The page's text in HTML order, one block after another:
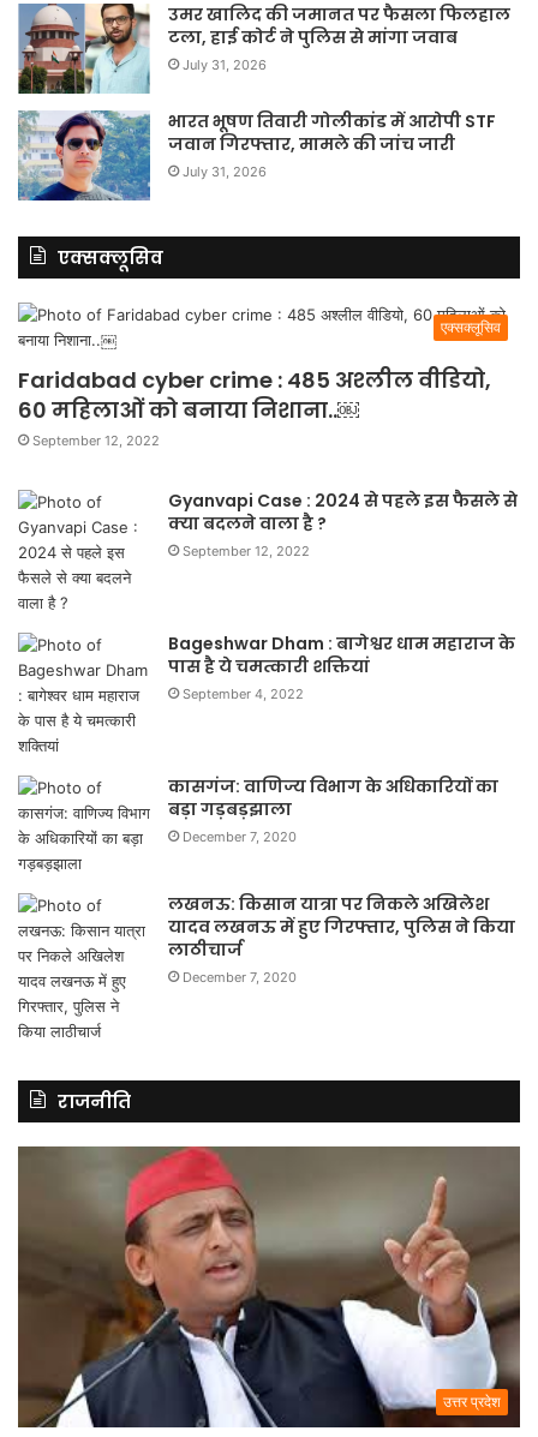
उमर खालिद की जमानत पर फैसला फिलहाल
टला, हाई कोर्ट ने पुलिस से मांगा जवाब
July 31, 2026
भारत भूषण तिवारी गोलीकांड में आरोपी STF
जवान गिरफ्तार, मामले की जांच जारी
July 31, 2026
एक्सक्लूसिव
एक्सक्लूसिव
Faridabad cyber crime : 485 अश्लील वीडियो,
60 महिलाओं को बनाया निशाना..￼
September 12, 2022
Gyanvapi Case : 2024 से पहले इस फैसले से
क्या बदलने वाला है ?
September 12, 2022
Bageshwar Dham : बागेश्वर धाम महाराज के
पास है ये चमत्कारी शक्तियां
September 4, 2022
कासगंज: वाणिज्य विभाग के अधिकारियों का
बड़ा गड़बड़झाला
December 7, 2020
लखनऊ: किसान यात्रा पर निकले अखिलेश
यादव लखनऊ में हुए गिरफ्तार, पुलिस ने किया
लाठीचार्ज
December 7, 2020
राजनीति
उत्तर प्रदेश